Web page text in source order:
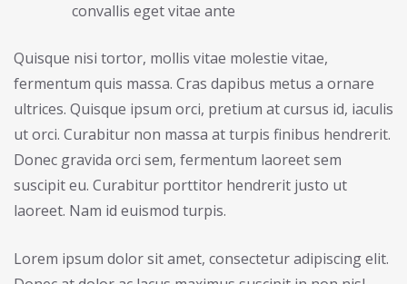
convallis eget vitae ante
Quisque nisi tortor, mollis vitae molestie vitae,
fermentum quis massa. Cras dapibus metus a ornare
ultrices. Quisque ipsum orci, pretium at cursus id, iaculis
ut orci. Curabitur non massa at turpis finibus hendrerit.
Donec gravida orci sem, fermentum laoreet sem
suscipit eu. Curabitur porttitor hendrerit justo ut
laoreet. Nam id euismod turpis.
Lorem ipsum dolor sit amet, consectetur adipiscing elit.